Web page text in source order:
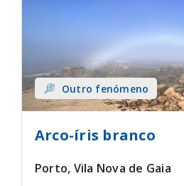
Outro fenómeno
Arco-íris branco
Porto, Vila Nova de Gaia